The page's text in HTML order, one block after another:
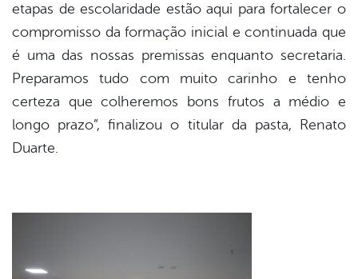
etapas de escolaridade estão aqui para fortalecer o
compromisso da formação inicial e continuada que
é uma das nossas premissas enquanto secretaria.
Preparamos tudo com muito carinho e tenho
certeza que colheremos bons frutos a médio e
longo prazo”, finalizou o titular da pasta, Renato
Duarte.